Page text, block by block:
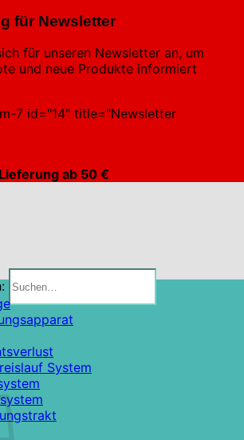
für Newsletter
für unseren Newsletter an, um
und neue Produkte informiert
7 id="14" title="Newsletter
ab 50 €
System